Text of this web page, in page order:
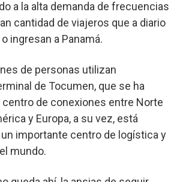
a la alta demanda de frecuencias
cantidad de viajeros que a diario
ingresan a Panamá.
de personas utilizan
de Tocumen, que se ha
de conexiones entre Norte
y Europa, a su vez, está
importante centro de logística y
mundo.